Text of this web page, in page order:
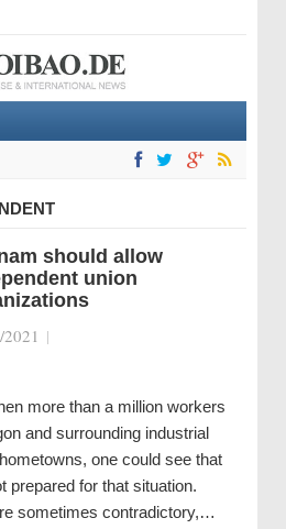
should allow
union
|
more than a million workers
and surrounding industrial
one could see that
prepared for that situation.
sometimes contradictory,…